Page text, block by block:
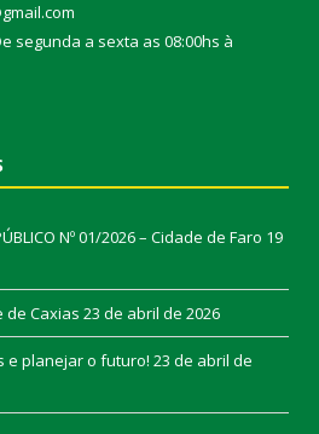
segunda a sexta as 08:00hs à
Nº 01/2026 – Cidade de Faro 19
de Caxias 23 de abril de 2026
e planejar o futuro! 23 de abril de